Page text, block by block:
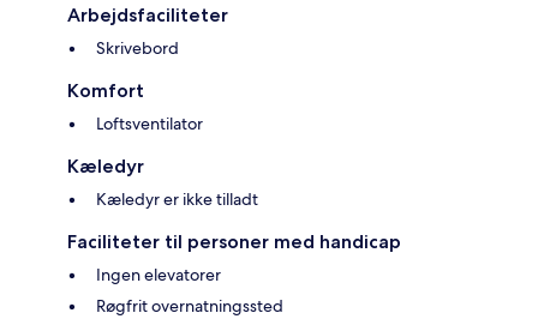
Arbejdsfaciliteter
Skrivebord
Komfort
Loftsventilator
Kæledyr
Kæledyr er ikke tilladt
Faciliteter til personer med handicap
Ingen elevatorer
Røgfrit overnatningssted